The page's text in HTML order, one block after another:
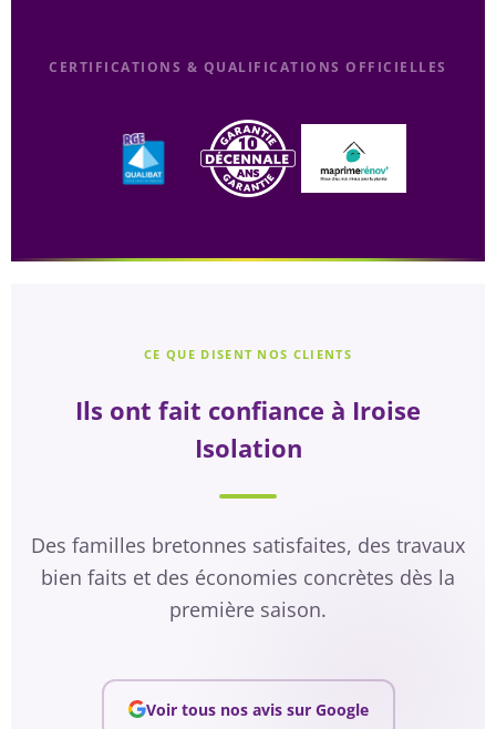
CERTIFICATIONS & QUALIFICATIONS OFFICIELLES
CE QUE DISENT NOS CLIENTS
Ils ont fait confiance à Iroise
Isolation
Des familles bretonnes satisfaites, des travaux
bien faits et des économies concrètes dès la
première saison.
Voir tous nos avis sur Google